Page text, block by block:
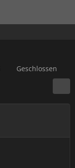
Geschlossen